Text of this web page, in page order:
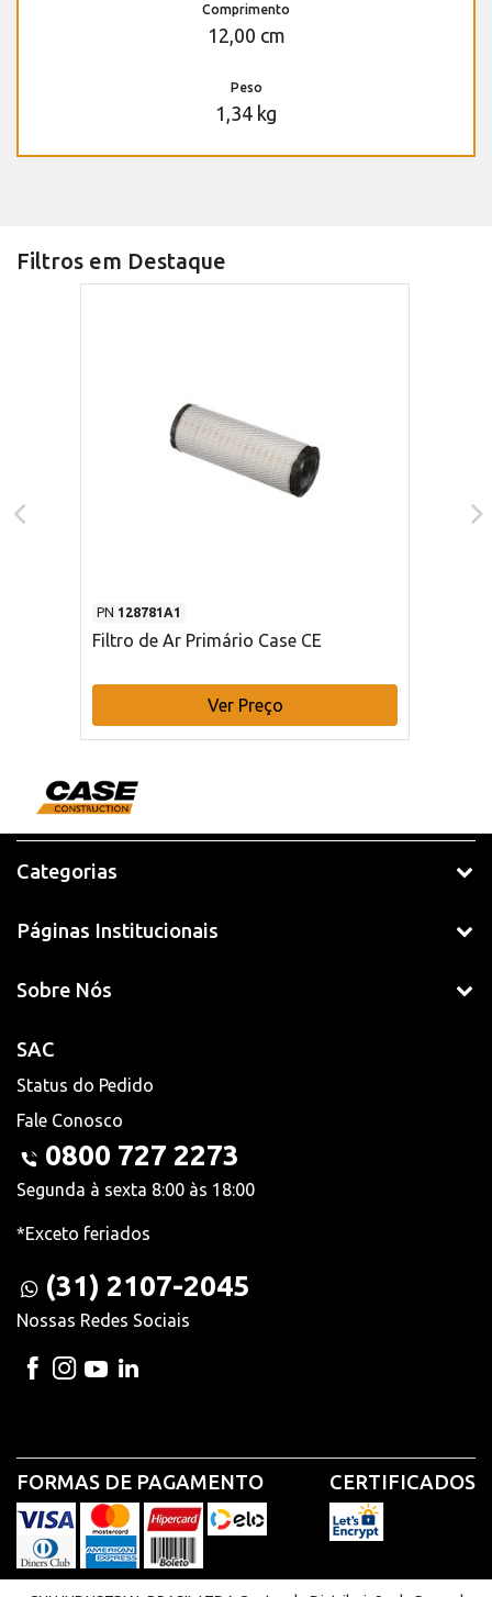
Comprimento
12,00 cm
Peso
1,34 kg
Filtros em Destaque
PN 128781A1
Filtro de Ar Primário Case CE
Ver Preço
Categorias
Páginas Institucionais
Sobre Nós
SAC
Status do Pedido
Fale Conosco
0800 727 2273
Segunda à sexta 8:00 às 18:00
*Exceto feriados
(31) 2107-2045
Nossas Redes Sociais
FORMAS DE PAGAMENTO CERTIFICADOS